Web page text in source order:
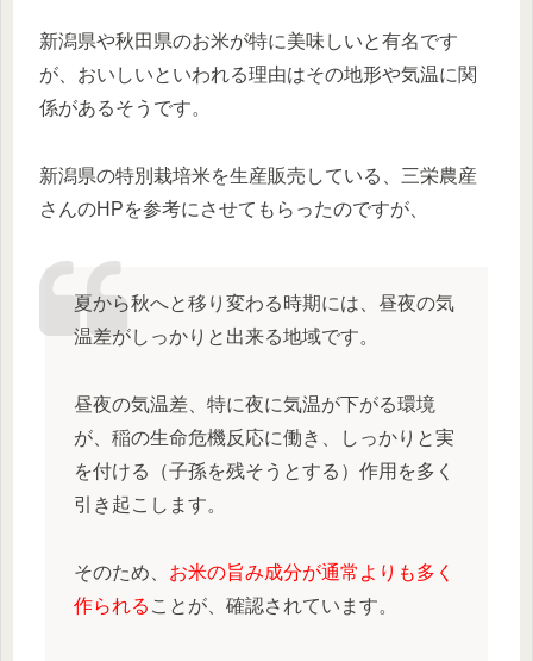
新潟県や秋田県のお米が特に美味しいと有名です
が、おいしいといわれる理由はその地形や気温に関
係があるそうです。
新潟県の特別栽培米を生産販売している、三栄農産
さんのHPを参考にさせてもらったのですが、
夏から秋へと移り変わる時期には、昼夜の気
温差がしっかりと出来る地域です。
昼夜の気温差、特に夜に気温が下がる環境
が、稲の生命危機反応に働き、しっかりと実
を付ける（子孫を残そうとする）作用を多く
引き起こします。
そのため、 お米の旨み成分が通常よりも多く
作られる ことが、確認されています。